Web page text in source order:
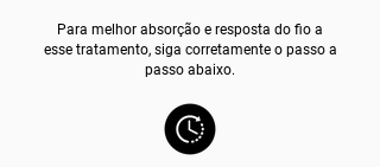
Para melhor absorção e resposta do fio a
esse tratamento, siga corretamente o passo a
passo abaixo.